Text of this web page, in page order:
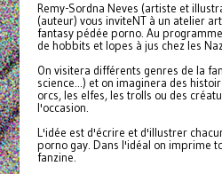
Remy-Sordna Neves (artiste et
(auteur) vous inviteNT à un atelier
fantasy pédée porno. Au
de hobbits et lopes à jus chez les
On visitera différents genres de la
science...) et on imaginera des
orcs, les elfes, les trolls ou des
l'occasion.
L'idée est d'écrire et d'illustrer
porno gay. Dans l'idéal on imprime
fanzine.